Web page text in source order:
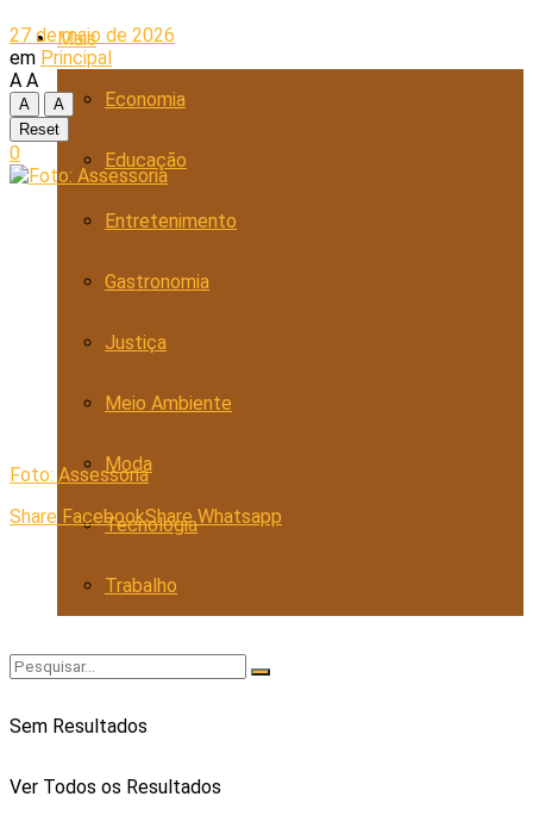
Mais
Economia
Educação
Entretenimento
Gastronomia
Justiça
Meio Ambiente
Moda
Tecnologia
Trabalho
Sem Resultados
Ver Todos os Resultados
27 de maio de 2026
em Principal
A A
A
A
Reset
0
Foto: Assessoria
Share FacebookShare Whatsapp